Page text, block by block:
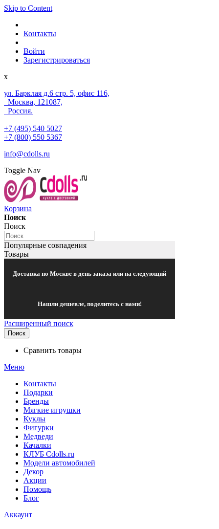
Skip to Content
Контакты
Войти
Зарегистрироваться
x
ул. Барклая д.6 стр. 5, офис 116,
Москва, 121087,
Россия.
+7 (495) 540 5027
+7 (800) 550 5367
info@cdolls.ru
Toggle Nav
Корзина
Поиск
Поиск
Популярные совпадения
Товары
Доставка по Москве в день заказа или на следующий
Нашли дешевле, поделитесь с нами!
Расширенный поиск
Поиск
Сравнить товары
Меню
Контакты
Подарки
Бренды
Мягкие игрушки
Куклы
Фигурки
Медведи
Качалки
КЛУБ Cdolls.ru
Модели автомобилей
Декор
Акции
Помощь
Блог
Аккаунт